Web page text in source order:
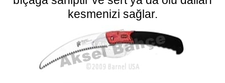
kesmenizi sağlar.